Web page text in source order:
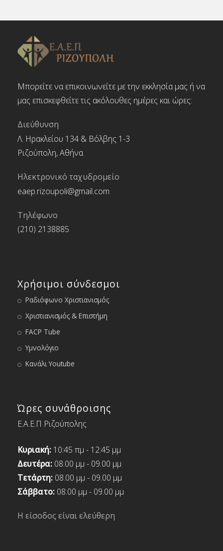
Μπορείτε να επικοινωνείτε με την εκκλησία μας ή να
μας επισκεφθείτε τις ακόλουθες ημέρες και ώρες:
Διεύθυνση
Λ. Ηρακλείου 134 & Βόλβης 1-3
Ριζούπολη, Αθήνα
Ηλεκτρονικό ταχυδρομείο
eaep.rizoupoli@gmail.com
Τηλέφωνο
(210) 2138885
Χρήσιμοι σύνδεσμοι
Ραδιόφωνο Χριστιανισμός
Χριστιανισμός & Επιστήμη
FACP Tube
Υμνολόγιο
Κανάλι Youtube
Ώρες συνάθροισης
Ε.Α.Ε.Π Ριζούπολης
Κυριακή: 10:45 πμ - 12:45 μμ
Δευτέρα: 08.00 μμ - 09.00 μμ
Τετάρτη: 08.00 μμ - 09.00 μμ
Σάββατο: 08.00 μμ - 09.00 μμ
Η είσοδος είναι ελεύθερη